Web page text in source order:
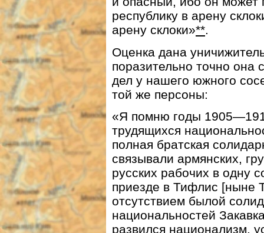
республику в арену
арену склоки»**.
Оценка дана
поразительно точно она
дел у нашего южного
той же персоны:
«Я помню годы
трудящихся
полная братская
связывали армянских,
русских рабочих в одну
приезде в Тифлис [ныне
отсутствием былой
национальностей
развился национализм,